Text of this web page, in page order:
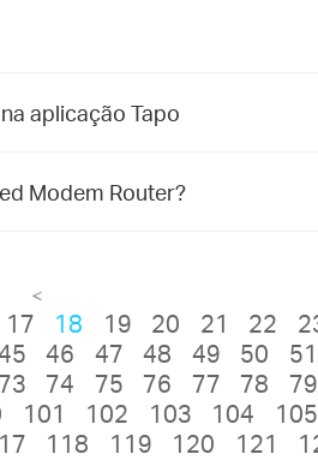
aplicação Tapo
Modem Router?
<
17 18 19 20 21 22
46 47 48 49 50 51
73 74 75 76 77 78 79
101 102 103 104 105
118 119 120 121